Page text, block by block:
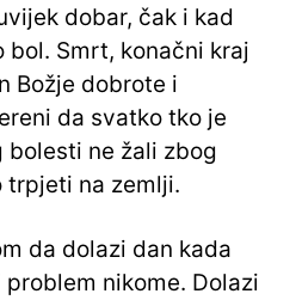
dobar, čak i kad
Smrt, konačni kraj
Božje dobrote i
da svatko tko je
bolesti ne žali zbog
trpjeti na zemlji.
da dolazi dan kada
nikome. Dolazi